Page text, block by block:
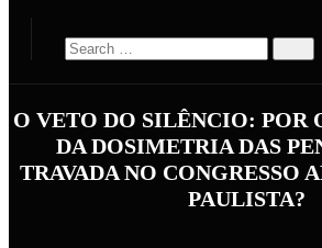
O VETO DO SILÊNCIO: POR
DA DOSIMETRIA DAS
TRAVADA NO CONGRESSO
PAULISTA?